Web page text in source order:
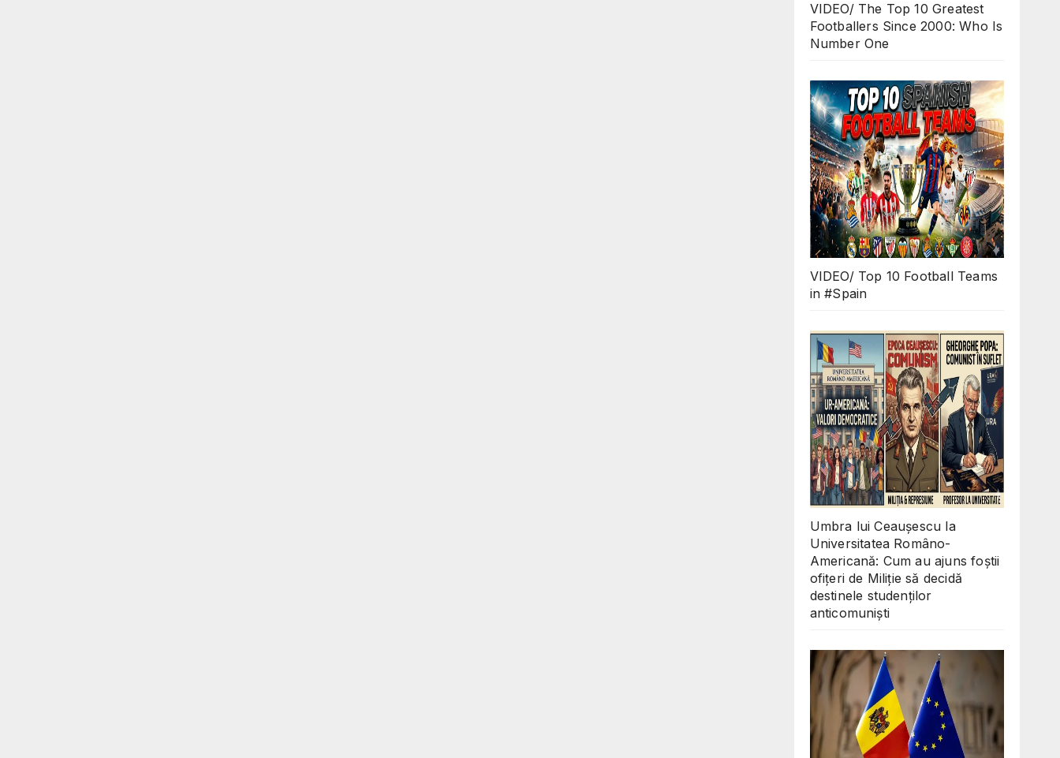
VIDEO/ The Top 10 Greatest
Footballers Since 2000: Who Is
Number One
VIDEO/ Top 10 Football Teams
in #Spain
Umbra lui Ceaușescu la
Universitatea Româno-
Americană: Cum au ajuns foștii
ofițeri de Miliție să decidă
destinele studenților
anticomuniști